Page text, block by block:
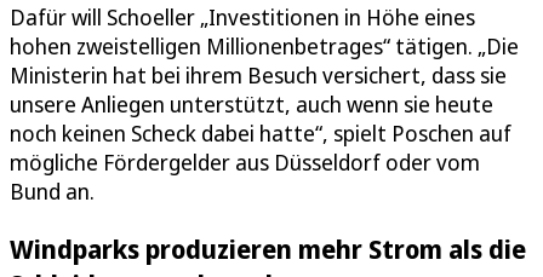
Dafür will Schoeller „Investitionen in Höhe eines
hohen zweistelligen Millionenbetrages“ tätigen. „Die
Ministerin hat bei ihrem Besuch versichert, dass sie
unsere Anliegen unterstützt, auch wenn sie heute
noch keinen Scheck dabei hatte“, spielt Poschen auf
mögliche Fördergelder aus Düsseldorf oder vom
Bund an.
Windparks produzieren mehr Strom als die